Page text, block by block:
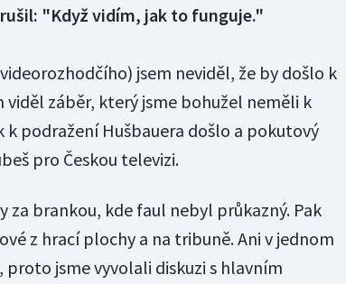
"Když vidím, jak to funguje."
jsem neviděl, že by došlo k
viděl záběr, který jsme bohužel neměli k
k podražení Hušbauera došlo a pokutový
pro Českou televizi.
za brankou, kde faul nebyl průkazný. Pak
z hrací plochy a na tribuně. Ani v jednom
jsme vyvolali diskuzi s hlavním